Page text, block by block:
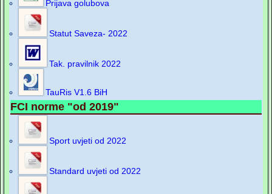
Prijava golubova
Statut Saveza- 2022
Tak. pravilnik 2022
TauRis V1.6 BiH
FCI norme "od 2019"
Sport uvjeti od 2022
Standard uvjeti od 2022